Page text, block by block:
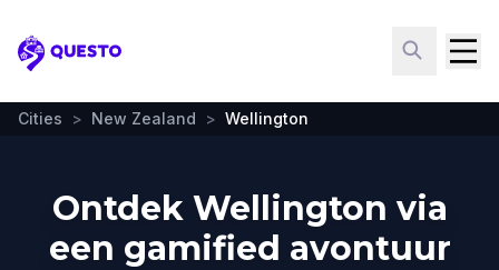
Questo
Cities > New Zealand > Wellington
Ontdek Wellington via
een gamified avontuur